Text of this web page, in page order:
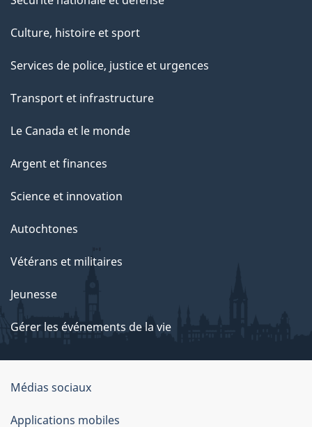
e
Culture, histoire et sport
Services de police, justice et urgences
Transport et infrastructure
Le Canada et le monde
Argent et finances
Science et innovation
Autochtones
Vétérans et militaires
Jeunesse
Gérer les événements de la vie
Organisation
du
Médias sociaux
Applications mobiles